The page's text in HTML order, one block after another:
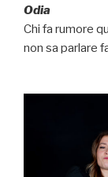
Odia
Chi fa rumore
non sa parlare